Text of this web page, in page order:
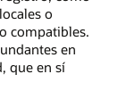
o
compatibles.
en
que en sí